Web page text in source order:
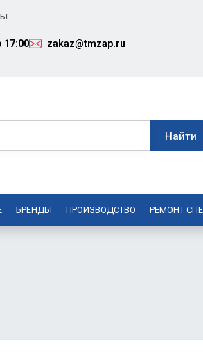
17:00 zakaz@tmzap.ru
БРЕНДЫ ПРОИЗВОДСТВО РЕМОНТ